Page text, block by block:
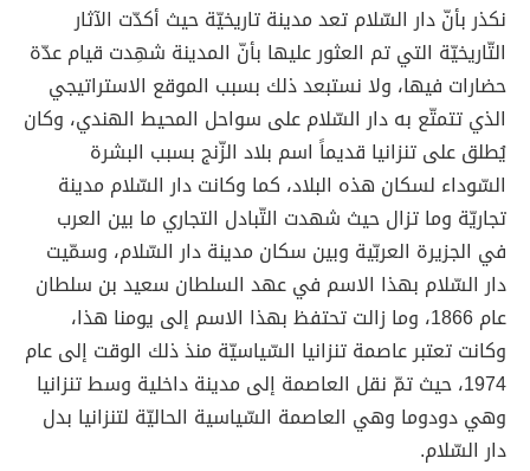
نكذر بأنّ دار السّلام تعد مدينة تاريخيّة حيث أكدّت الآثار
التّاريخيّة التي تم العثور عليها بأنّ المدينة شهِدت قيام عدّة
حضارات فيها، ولا نستبعد ذلك بسبب الموقع الاستراتيجي
الذي تتمتّع به دار السّلام على سواحل المحيط الهندي، وكان
يُطلق على تنزانيا قديماً اسم بلاد الزّنج بسبب البشرة
السّوداء لسكان هذه البلاد، كما وكانت دار السّلام مدينة
تجاريّة وما تزال حيث شهدت التّبادل التجاري ما بين العرب
في الجزيرة العربّية وبين سكان مدينة دار السّلام، وسمّيت
دار السّلام بهذا الاسم في عهد السلطان سعيد بن سلطان
عام 1866، وما زالت تحتفظ بهذا الاسم إلى يومنا هذا،
وكانت تعتبر عاصمة تنزانيا السّياسيّة منذ ذلك الوقت إلى عام
1974، حيث تمّ نقل العاصمة إلى مدينة داخلية وسط تنزانيا
وهي دودوما وهي العاصمة السّياسية الحاليّة لتنزانيا بدل
دار السّلام.